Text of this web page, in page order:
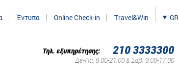
Έντυπα Online Check-in Travel&Win GR
Τηλ. εξυπηρέτησης: 210 3333300
Δε-Πα: 9:00-21:00 & Σαβ: 9:00-17:00